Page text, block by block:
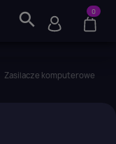
search 0
Zasilacze komputerowe